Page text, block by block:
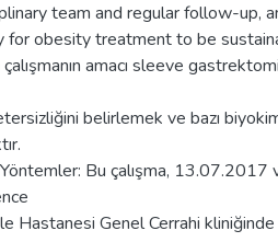
team and regular follow-up,
for obesity treatment to be
amacı sleeve
belirlemek ve bazı
Bu çalışma,
Hastanesi Genel Cerrahi